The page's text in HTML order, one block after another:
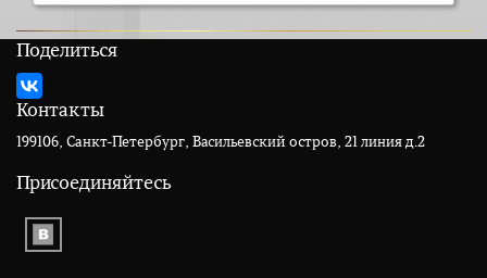
Поделиться
Контакты
199106, Санкт-Петербург, Васильевский остров, 21 линия д.2
Присоединяйтесь